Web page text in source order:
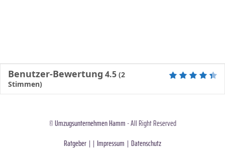
Benutzer-Bewertung 4.5 (2
Stimmen)
©Umzugsunternehmen Hamm - All Right Reserved
Ratgeber | | Impressum | Datenschutz